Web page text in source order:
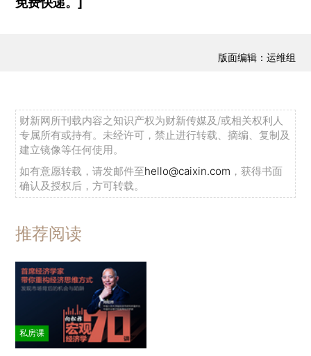
版面编辑：运维组
财新网所刊载内容之知识产权为财新传媒及/或相关权利人
专属所有或持有。未经许可，禁止进行转载、摘编、复制及
建立镜像等任何使用。
如有意愿转载，请发邮件至hello@caixin.com ，获得书面
确认及授权后，方可转载。
推荐阅读
私房课